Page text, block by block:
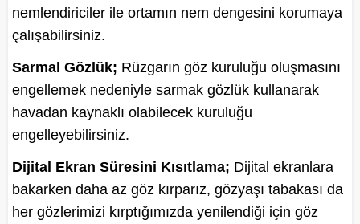
nemlendiriciler ile ortamın nem dengesini korumaya
çalışabilirsiniz.
Sarmal Gözlük; Rüzgarın göz kuruluğu oluşmasını
engellemek nedeniyle sarmak gözlük kullanarak
havadan kaynaklı olabilecek kuruluğu
engelleyebilirsiniz.
Dijital Ekran Süresini Kısıtlama; Dijital ekranlara
bakarken daha az göz kırparız, gözyaşı tabakası da
her gözlerimizi kırptığımızda yenilendiği için göz